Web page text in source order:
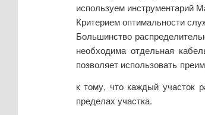
используем инструментарий
Критерием оптимальности
Большинство
необходима отдельная
позволяет использовать
к тому, что каждый участок
пределах участка.